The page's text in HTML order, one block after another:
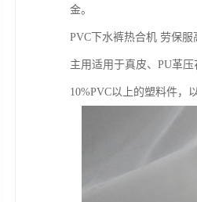
金。
PVC下水裤热合机 劳保
主用适用于真皮、PU革
10%PVC以上的塑料件，